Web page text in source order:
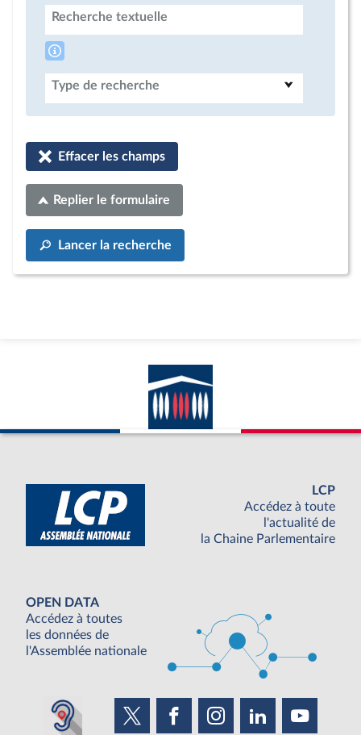
Recherche textuelle
Type de recherche
Effacer les champs
Replier le formulaire
Lancer la recherche
LCP
Accédez à toute
l'actualité de
la Chaine Parlementaire
OPEN DATA
Accédez à toutes
les données de
l'Assemblée nationale